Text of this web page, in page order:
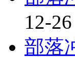
12-26
部落